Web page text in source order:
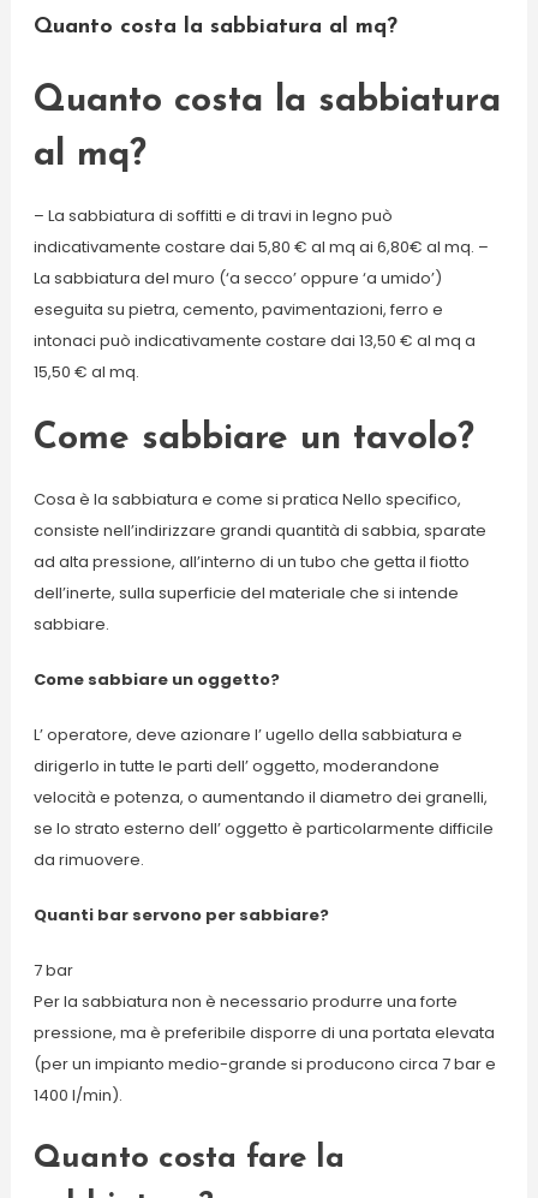
Quanto costa la sabbiatura al mq?
Quanto costa la sabbiatura
al mq?
– La sabbiatura di soffitti e di travi in legno può
indicativamente costare dai 5,80 € al mq ai 6,80€ al mq. –
La sabbiatura del muro (‘a secco’ oppure ‘a umido’)
eseguita su pietra, cemento, pavimentazioni, ferro e
intonaci può indicativamente costare dai 13,50 € al mq a
15,50 € al mq.
Come sabbiare un tavolo?
Cosa è la sabbiatura e come si pratica Nello specifico,
consiste nell’indirizzare grandi quantità di sabbia, sparate
ad alta pressione, all’interno di un tubo che getta il fiotto
dell’inerte, sulla superficie del materiale che si intende
sabbiare.
Come sabbiare un oggetto?
L’ operatore, deve azionare l’ ugello della sabbiatura e
dirigerlo in tutte le parti dell’ oggetto, moderandone
velocità e potenza, o aumentando il diametro dei granelli,
se lo strato esterno dell’ oggetto è particolarmente difficile
da rimuovere.
Quanti bar servono per sabbiare?
7 bar
Per la sabbiatura non è necessario produrre una forte
pressione, ma è preferibile disporre di una portata elevata
(per un impianto medio-grande si producono circa 7 bar e
1400 l/min).
Quanto costa fare la